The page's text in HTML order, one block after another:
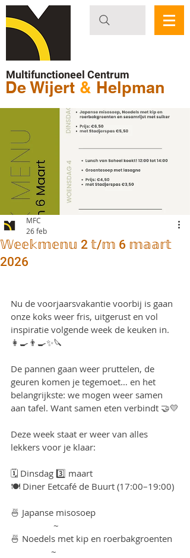
Multifunctioneel Centrum
De Wijert & Helpman
𝕎𝕖𝕖𝕜𝕞𝕖𝕟𝕦 2 𝕥/𝕞 6 𝕞𝕒𝕒𝕣𝕥
2026
MFC
26 feb
Nu de voorjaarsvakantie voorbij is gaan
onze koks weer fris, uitgerust en vol
inspiratie volgende week de keuken in.
👩‍🍳👨‍🍳✨🔪
De pannen gaan weer pruttelen, de
geuren komen je tegemoet… en het
belangrijkste: we mogen weer samen
aan tafel. Want samen eten verbindt 🤝💛
Deze week staat er weer van alles
lekkers voor je klaar:
🗓 Dinsdag 3️⃣ maart
🍽 Diner Eetcafé de Buurt (17:00–19:00)
🍜 Japanse misosoep
                  ~
🍜 Noedels met kip en roerbakgroenten
                 ~